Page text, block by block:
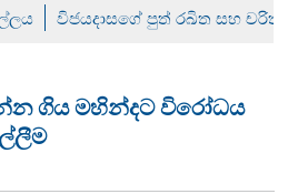
විජයදාසගේ පුත් රඛිත සහ චරිත්
ගිය මහින්දට විරෝධය